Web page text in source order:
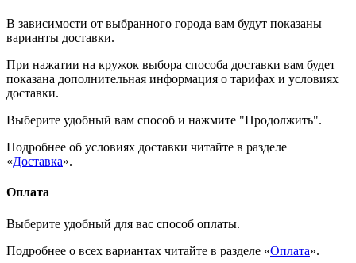
В зависимости от выбранного города вам будут показаны
варианты доставки.
При нажатии на кружок выбора способа доставки вам будет
показана дополнительная информация о тарифах и условиях
доставки.
Выберите удобный вам способ и нажмите "Продолжить".
Подробнее об условиях доставки читайте в разделе
«Доставка».
Оплата
Выберите удобный для вас способ оплаты.
Подробнее о всех вариантах читайте в разделе «Оплата».